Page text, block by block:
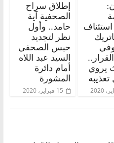
يروي
إطلاق سراح
الصحفية آية
حامد.. وأول
نظر لتجديد
حبس الصحفي
السيد عبد اللاه
أمام دائرة
المشورة
15 فبراير، 2020